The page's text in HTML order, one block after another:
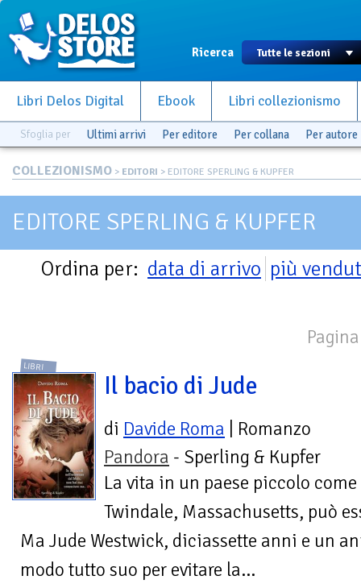
Ricerca
Libri Delos Digital Ebook Libri collezionismo
Sfoglia per Ultimi arrivi Per editore Per collana Per autore
COLLEZIONISMO > EDITORI > EDITORE SPERLING & KUPFER
EDITORE SPERLING & KUPFER
Ordina per: data di arrivo più
LIBRI
Il bacio di Jude
di Davide Roma | Romanzo
Pandora - Sperling & Kupfer
La vita in un paese piccolo come
Twindale, Massachusetts, può
Ma Jude Westwick, diciassette anni e un
modo tutto suo per evitare la...